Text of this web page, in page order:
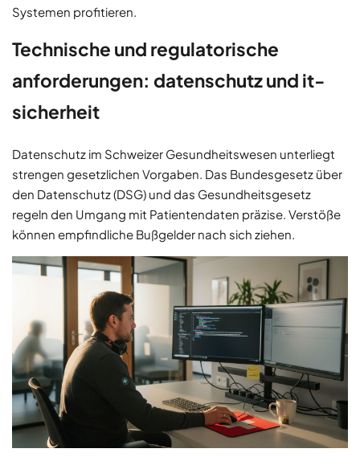
Systemen profitieren.
Technische und regulatorische
anforderungen: datenschutz und it-
sicherheit
Datenschutz im Schweizer Gesundheitswesen unterliegt
strengen gesetzlichen Vorgaben. Das Bundesgesetz über
den Datenschutz (DSG) und das Gesundheitsgesetz
regeln den Umgang mit Patientendaten präzise. Verstöße
können empfindliche Bußgelder nach sich ziehen.